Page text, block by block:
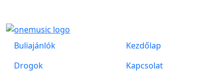
Buliajánlók
Drogok
Kezdőlap
Kapcsolat